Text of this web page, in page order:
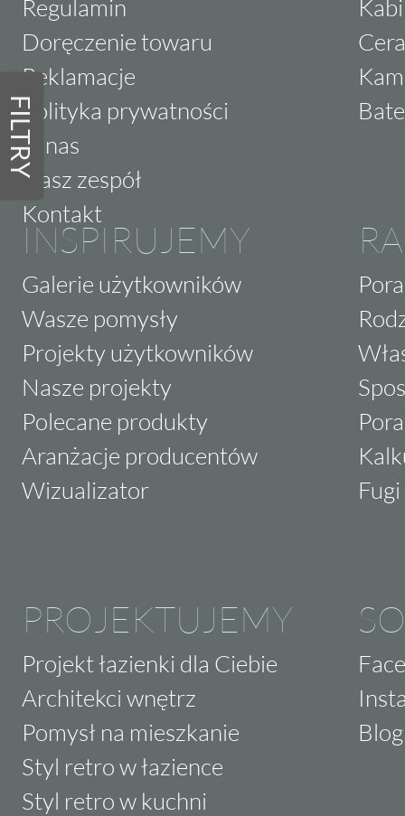
FILTRY
Regulamin
Doręczenie towaru
Reklamacje
Polityka prywatności
O nas
Nasz zespół
Kontakt
INSPIRUJEMY
Galerie użytkowników
Wasze pomysły
Projekty użytkowników
Nasze projekty
Polecane produkty
Aranżacje producentów
Wizualizator
PROJEKTUJEMY
Projekt łazienki dla Ciebie
Architekci wnętrz
Pomysł na mieszkanie
Styl retro w łazience
Styl retro w kuchni
Blog